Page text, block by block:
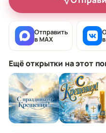
Отправить
в MAX
Ещё открытки на этот